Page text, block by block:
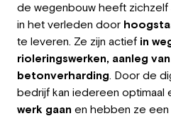
Employeur
Travailler chez Greystone
À propos de nous
de wegenbouw heeft zichzelf
in het verleden door
te leveren. Ze zijn actief in
rioleringswerken, aanleg
betonverharding. Door de
bedrijf kan iedereen optimaal
werk gaan en hebben ze